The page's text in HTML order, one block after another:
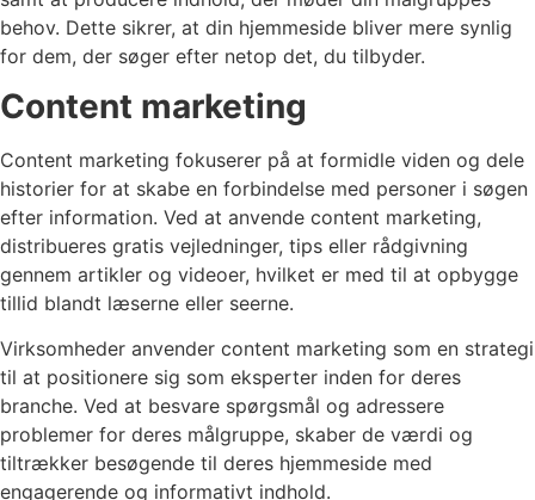
behov. Dette sikrer, at din hjemmeside bliver mere synlig
for dem, der søger efter netop det, du tilbyder.
Content marketing
Content marketing fokuserer på at formidle viden og dele
historier for at skabe en forbindelse med personer i søgen
efter information. Ved at anvende content marketing,
distribueres gratis vejledninger, tips eller rådgivning
gennem artikler og videoer, hvilket er med til at opbygge
tillid blandt læserne eller seerne.
Virksomheder anvender content marketing som en strategi
til at positionere sig som eksperter inden for deres
branche. Ved at besvare spørgsmål og adressere
problemer for deres målgruppe, skaber de værdi og
tiltrækker besøgende til deres hjemmeside med
engagerende og informativt indhold.